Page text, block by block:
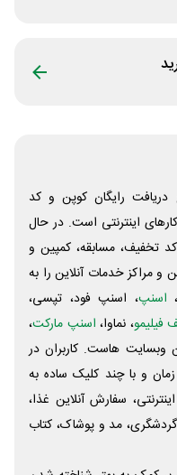
رایگان کوپن و کد
اینترنتی است. در حال
تخفیف، مسابقه، کمپین و
و مراکز خدمات آنلاین را به
، اسنپ، اسنپ فود، تپسی،
فیلیمو، نماوا، اسنپ مارکت،
وبسایت ‌هاست. کاربران در
و با چند کلیک ساده به
سفارش آنلاین غذا،
گردشگری، مد و پوشاک، کتاب